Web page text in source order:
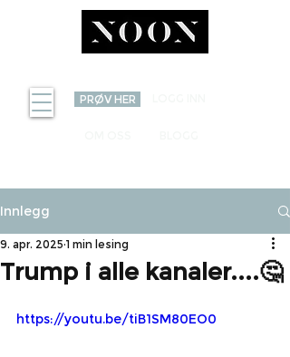
PRØV HER
Innlegg
Trump i alle kanaler....🤔
9. apr. 2025 1 min lesing
https://youtu.be/tiB1SM80EO0